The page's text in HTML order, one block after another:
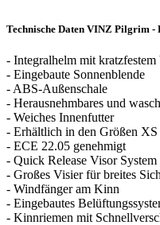
Technische Daten VINZ Pilgrim -
- Integralhelm mit kratzfestem
- Eingebaute Sonnenblende
- ABS-Außenschale
- Herausnehmbares und
- Weiches Innenfutter
- Erhältlich in den Größen
- ECE 22.05 genehmigt
- Quick Release Visor
- Großes Visier für breites
- Windfänger am Kinn
- Eingebautes
- Kinnriemen mit